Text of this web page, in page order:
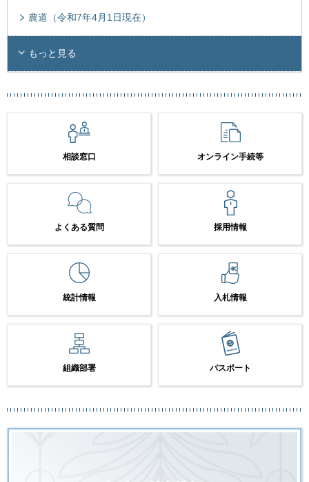
農道（令和7年4月1日現在）
もっと見る
相談窓口 オンライン手続等
よくある質問 採用情報
統計情報 入札情報
組織部署 パスポート